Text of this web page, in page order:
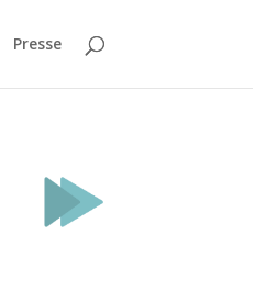
Presse